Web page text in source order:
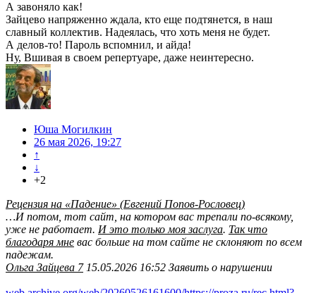
А завоняло как!
Зайцево напряженно ждала, кто еще подтянется, в наш
славный коллектив. Надеялась, что хоть меня не будет.
А делов-то! Пароль вспомнил, и айда!
Ну, Вшивая в своем репертуаре, даже неинтересно.
Юша Могилкин
26 мая 2026, 19:27
↑
↓
+2
Рецензия на «Падение» (Евгений Попов-Рословец)
…И потом, тот сайт, на котором вас трепали по-всякому,
уже не работает. И это только моя заслуга. Так что
благодаря мне вас больше на том сайте не склоняют по всем
падежам.
Ольга Зайцева 715.05.2026 16:52 Заявить о нарушении